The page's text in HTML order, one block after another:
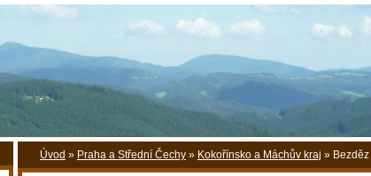
Úvod » Praha a Střední Čechy » Kokořínsko a Máchův kraj » Bezděz